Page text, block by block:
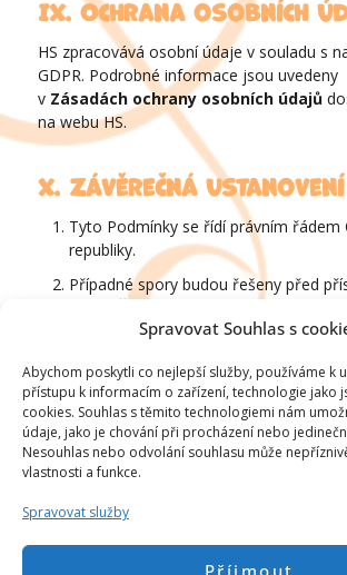
Spravovat Souhlas s
Abychom poskytli co nejlepší služby, používáme k
přístupu k informacím o zařízení, technologie jako
cookies. Souhlas s těmito technologiemi nám
údaje, jako je chování při procházení nebo
Nesouhlas nebo odvolání souhlasu může
vlastnosti a funkce.
Spravovat služby
Příjmout
IX. Ochrana osobních
HS zpracovává osobní údaje v souladu s
GDPR. Podrobné informace jsou uvedeny
v Zásadách ochrany osobních údajů
na webu HS.
X. Závěrečná ustanovení
Tyto Podmínky se řídí právním řádem
republiky.
Případné spory budou řešeny před
HS si vyhrazuje právo Podmínky
Změny nabývají účinnosti jejich
Tyto Podmínky nabývají účinnosti dne
1. 1. 2026 .